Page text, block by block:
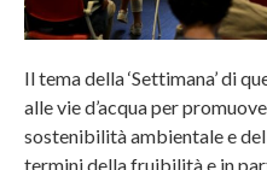
Il tema della ‘Settimana’ di
alle vie d’acqua per
sostenibilità ambientale e
termini della fruibilità e in